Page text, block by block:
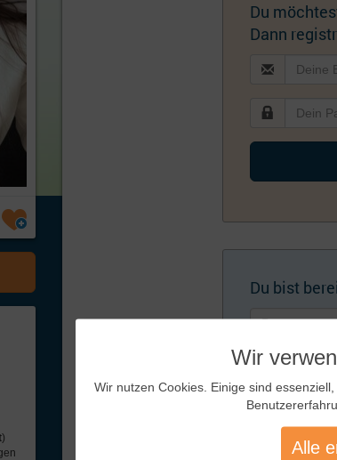
)
Du
Dann
Du bist
Künftig
Zugangsdaten
vergessen?
Wir
Wir nutzen Cookies. Einige sind
Alle